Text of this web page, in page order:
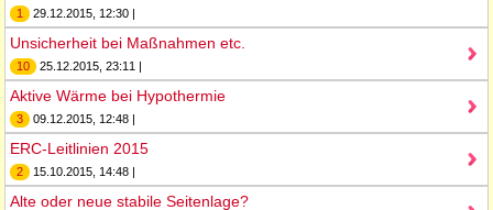
1 29.12.2015, 12:30 |
Unsicherheit bei Maßnahmen etc.
10 25.12.2015, 23:11 |
Aktive Wärme bei Hypothermie
3 09.12.2015, 12:48 |
ERC-Leitlinien 2015
2 15.10.2015, 14:48 |
Alte oder neue stabile Seitenlage?